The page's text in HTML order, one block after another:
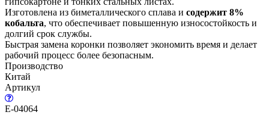
Изготовлена из биметаллического сплава и содержит 8%
кобальта, что обеспечивает повышенную износостойкость и
долгий срок службы.
Быстрая замена коронки позволяет экономить время и делает
рабочий процесс более безопасным.
Производство
Китай
Артикул
E-04064